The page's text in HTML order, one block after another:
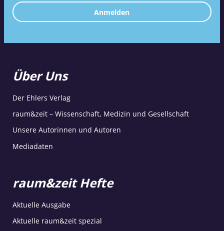
Anmelden
Über Uns
Der Ehlers Verlag
raum&zeit – Wissenschaft, Medizin und Gesellschaft
Unsere Autorinnen und Autoren
Mediadaten
raum&zeit Hefte
Aktuelle Ausgabe
Aktuelle raum&zeit spezial